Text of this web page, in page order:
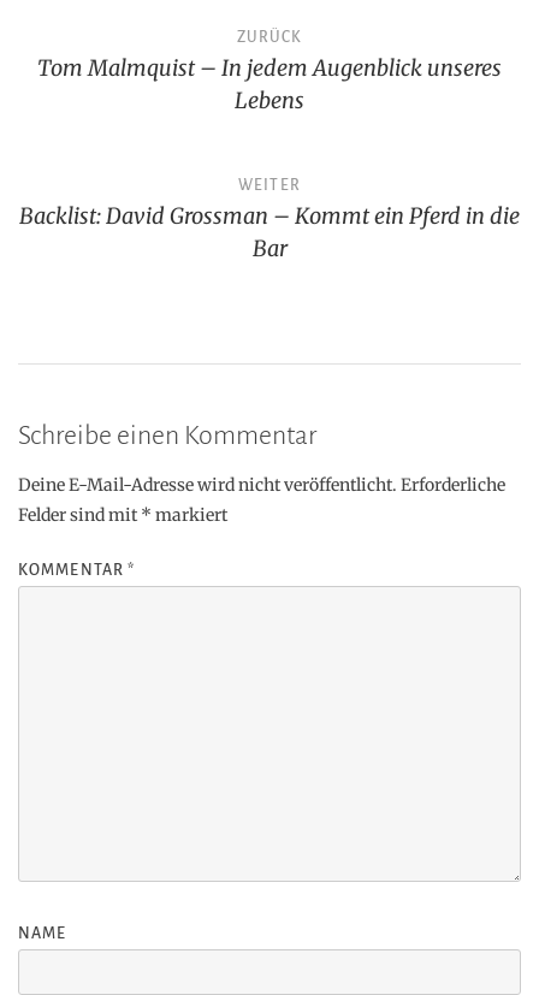
Beitragsnavigation
ZURÜCK
Tom Malmquist – In jedem Augenblick unseres
Lebens
WEITER
Backlist: David Grossman – Kommt ein Pferd in die
Bar
Schreibe einen Kommentar
Deine E-Mail-Adresse wird nicht veröffentlicht. Erforderliche
Felder sind mit * markiert
KOMMENTAR*
NAME